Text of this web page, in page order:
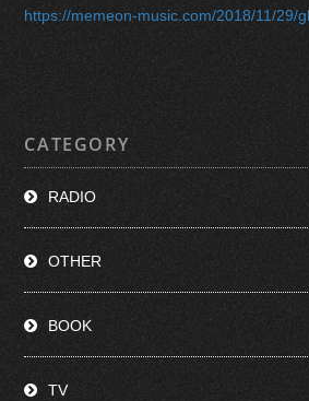
https://memeon-music.com/2018/11/29/
CATEGORY
RADIO
OTHER
BOOK
TV